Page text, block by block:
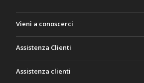
Vieni a conoscerci
Termini e Condizioni
Assistenza Clienti
Assistenza clienti